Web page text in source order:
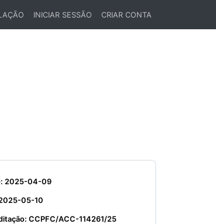
INICIAR SESSÃO CRIAR CONTA
2025-04-09
05-10
CCPFC/ACC-114261/25